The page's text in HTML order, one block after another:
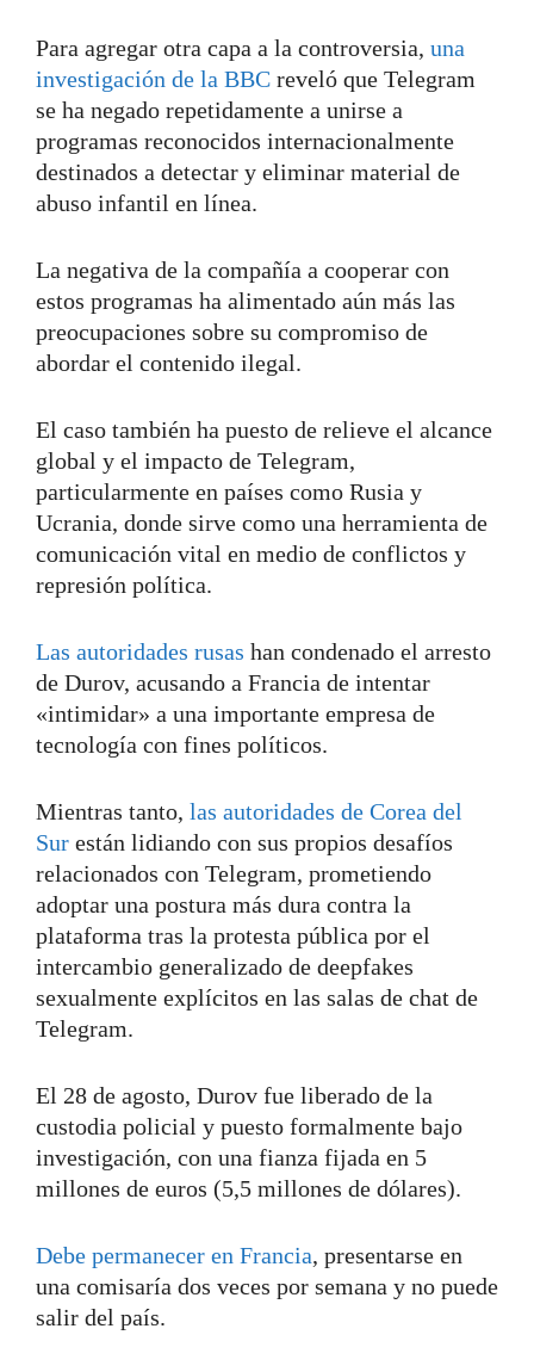
Para agregar otra capa a la controversia, una
investigación de la BBC reveló que Telegram
se ha negado repetidamente a unirse a
programas reconocidos internacionalmente
destinados a detectar y eliminar material de
abuso infantil en línea.
La negativa de la compañía a cooperar con
estos programas ha alimentado aún más las
preocupaciones sobre su compromiso de
abordar el contenido ilegal.
El caso también ha puesto de relieve el alcance
global y el impacto de Telegram,
particularmente en países como Rusia y
Ucrania, donde sirve como una herramienta de
comunicación vital en medio de conflictos y
represión política.
Las autoridades rusas han condenado el arresto
de Durov, acusando a Francia de intentar
«intimidar» a una importante empresa de
tecnología con fines políticos.
Mientras tanto, las autoridades de Corea del
Sur están lidiando con sus propios desafíos
relacionados con Telegram, prometiendo
adoptar una postura más dura contra la
plataforma tras la protesta pública por el
intercambio generalizado de deepfakes
sexualmente explícitos en las salas de chat de
Telegram.
El 28 de agosto, Durov fue liberado de la
custodia policial y puesto formalmente bajo
investigación, con una fianza fijada en 5
millones de euros (5,5 millones de dólares).
Debe permanecer en Francia, presentarse en
una comisaría dos veces por semana y no puede
salir del país.